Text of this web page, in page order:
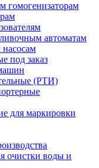
гомогенизаторам
автоматам
под заказ
(РТИ)
для маркировки
очистки воды и